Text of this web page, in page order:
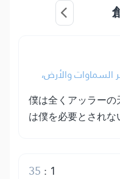
السماوات والأرض،
僕は全くアッラー
は僕を必要とされな
1
:
35